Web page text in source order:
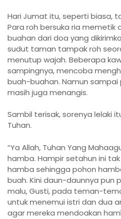
Hari Jumat itu, seperti biasa,
Para roh bersuka ria memetik
buahan dari doa yang
sudut taman tampak roh
menutup wajah. Beberapa
sampingnya, mencoba
buah-buahan. Namun
masih juga menangis.
Sambil terisak, sorenya lelaki
Tuhan.
“Ya Allah, Tuhan Yang
hamba. Hampir setahun ini
hamba sehingga pohon
buah. Kini daun-daunnya pun
malu, Gusti, pada teman-
untuk menemui istri dan dua
agar mereka mendoakan